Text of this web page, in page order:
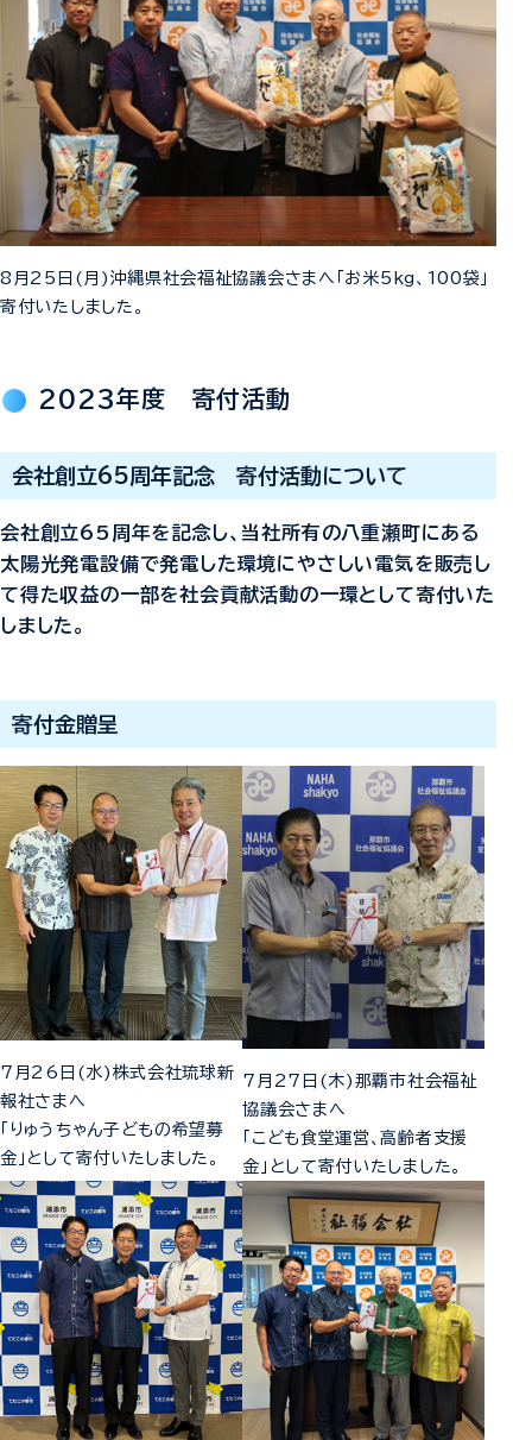
8月25日(月)沖縄県社会福祉協議会さまへ「お米5kg、100袋」
寄付いたしました。
2023年度 寄付活動
会社創立65周年記念 寄付活動について
会社創立65周年を記念し、当社所有の八重瀬町にある
太陽光発電設備で発電した環境にやさしい電気を販売し
て得た収益の一部を社会貢献活動の一環として寄付いた
しました。
寄付金贈呈
7月26日(水)株式会社琉球新
報社さまへ
「りゅうちゃん子どもの希望募
金」として寄付いたしました。
7月27日(木)那覇市社会福祉
協議会さまへ
「こども食堂運営、高齢者支援
金」として寄付いたしました。